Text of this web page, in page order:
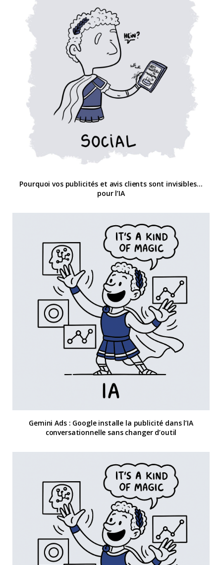
Pourquoi vos publicités et avis clients sont invisibles…
pour l’IA
Gemini Ads : Google installe la publicité dans l’IA
conversationnelle sans changer d’outil